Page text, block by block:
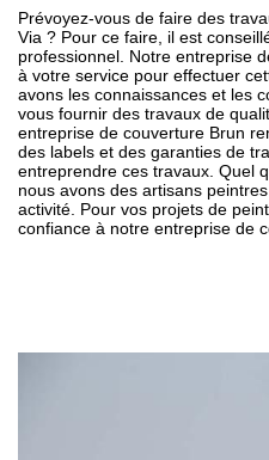
Prévoyez-vous de faire des
Via ? Pour ce faire, il est
professionnel. Notre entreprise
à votre service pour effectuer
avons les connaissances et les
vous fournir des travaux de
entreprise de couverture Brun
des labels et des garanties de
entreprendre ces travaux. Quel
nous avons des artisans
activité. Pour vos projets de
confiance à notre entreprise de